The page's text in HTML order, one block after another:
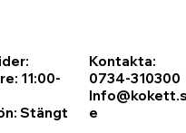
Kontakta:
0734-310300
e
11:00-
Stängt